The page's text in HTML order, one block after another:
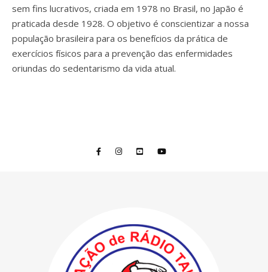
sem fins lucrativos, criada em 1978 no Brasil, no Japão é
praticada desde 1928. O objetivo é conscientizar a nossa
população brasileira para os benefícios da prática de
exercícios físicos para a prevenção das enfermidades
oriundas do sedentarismo da vida atual.